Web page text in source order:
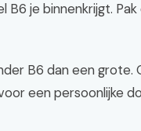
je binnenkrijgt.
B6 dan een
een persoonlijke